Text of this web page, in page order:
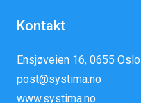
Kontakt
Ensjøveien 16, 0655 Oslo
post@systima.no
www.systima.no